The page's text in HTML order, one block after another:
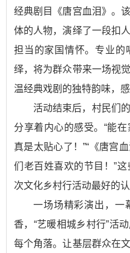
经典剧目《唐宫血泪》。
体的人物，演绎了一段扣
担当的家国情怀。专业的
绎，将为群众带来一场视
温经典戏剧的独特韵味，
活动结束后，村民们
分享着内心的感受。“能
真是太贴心了！”“《唐宫
们老百姓喜欢的节目！”
次文化乡村行活动最好的认
一场场精彩演出，一
香，“艺暖相城乡村行”活
每个角落。让基层群众在